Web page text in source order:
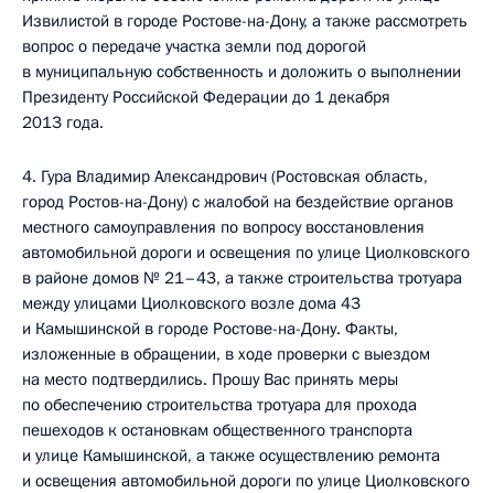
Извилистой в городе Ростове-на-Дону, а также рассмотреть
вопрос о передаче участка земли под дорогой
в муниципальную собственность и доложить о выполнении
Президенту Российской Федерации до 1 декабря
2013 года.
4. Гура Владимир Александрович (Ростовская область,
город Ростов-на-Дону) с жалобой на бездействие органов
местного самоуправления по вопросу восстановления
автомобильной дороги и освещения по улице Циолковского
в районе домов № 21–43, а также строительства тротуара
между улицами Циолковского возле дома 43
и Камышинской в городе Ростове-на-Дону. Факты,
изложенные в обращении, в ходе проверки с выездом
на место подтвердились. Прошу Вас принять меры
по обеспечению строительства тротуара для прохода
пешеходов к остановкам общественного транспорта
и улице Камышинской, а также осуществлению ремонта
и освещения автомобильной дороги по улице Циолковского